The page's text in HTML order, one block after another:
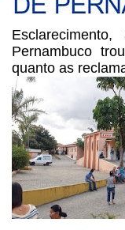
Pernambuco
quanto as